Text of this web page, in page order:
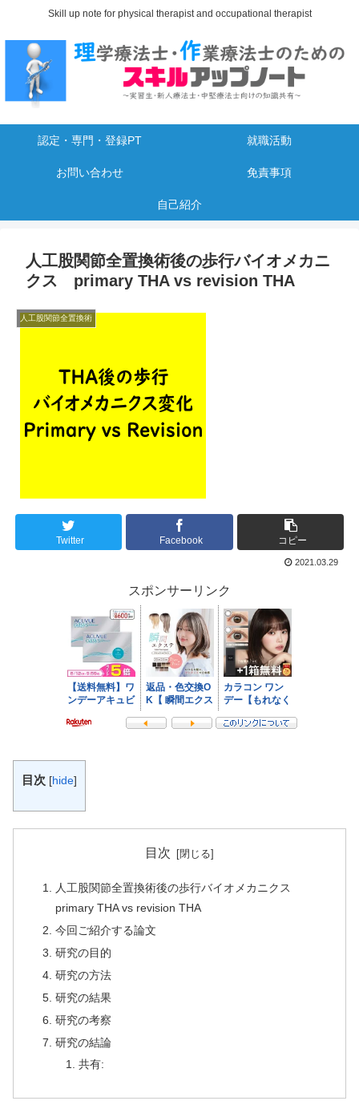
Skill up note for physical therapist and occupational therapist
認定・専門・登録PT 就職活動
お問い合わせ 免責事項
自己紹介
人工股関節全置換術後の歩行バイオメカニ
クス primary THA vs revision THA
人工股関節全置換術
Twitter Facebook コピー
2021.03.29
スポンサーリンク
目次 [hide]
目次
人工股関節全置換術後の歩行バイオメカニクス
primary THA vs revision THA
今回ご紹介する論文
研究の目的
研究の方法
研究の結果
研究の考察
研究の結論
共有: